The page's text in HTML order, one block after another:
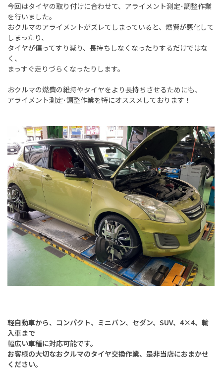
今回はタイヤの取り付けに合わせて、アライメント測定･調整作業
を行いました。
おクルマのアライメントがズレてしまっていると、燃費が悪化して
しまったり、
タイヤが偏ってすり減り、長持ちしなくなったりするだけではな
く、
まっすぐ走りづらくなったりします。
おクルマの燃費の維持やタイヤをより長持ちさせるためにも、
アライメント測定･調整作業を特にオススメしております！
軽自動車から、コンパクト、ミニバン、セダン、SUV、4×4、輸
入車まで
幅広い車種に対応可能です。
お客様の大切なおクルマのタイヤ交換作業、是非当店におまかせ
ください。